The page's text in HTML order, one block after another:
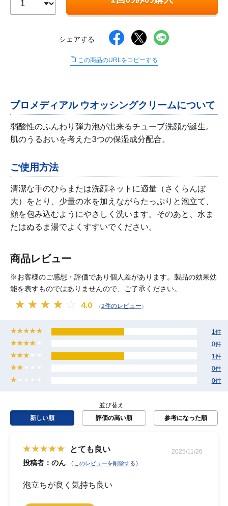
その他
お悩み・用途から探す
キャンペーンから探す
個人情報の取り扱い
特定商取引に関する法律に基づく表記
シェアする
この商品のURLをコピーする
プロメディアル ウオッシングクリームについて
弱酸性のふんわり弾力泡が出来るチューブ洗顔が誕生。
肌のうるおいを考えた3つの保湿成分配合。
ご使用方法
清潔な手のひらまたは洗顔ネットに適量（さくらんぼ
大）をとり、少量の水を加えながらたっぷりと泡立て、
顔を包み込むようにやさしく洗います。そのあと、水ま
たはぬるま湯でよくすすいでください。
商品レビュー
※お客様のご感想・評価であり個人差があります。製品の効果効
能を表すものではありませんので、ご了承ください。
4.0 （2件のレビュー）
1件
0件
1件
0件
0件
並び替え
新しい順
評価の高い順 参考になった順
とても良い 2025/11/26
投稿者：のん （ このレビューを削除する ）
泡立ちが良く気持ち良い